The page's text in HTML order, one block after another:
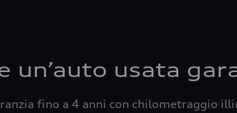
un’auto usata
fino a 4 anni con chilometraggio